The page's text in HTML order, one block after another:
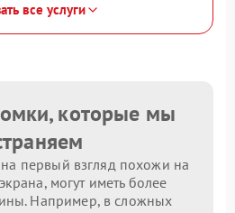
все услуги
которые мы
первый взгляд похожи на
могут иметь более
Например, в сложных